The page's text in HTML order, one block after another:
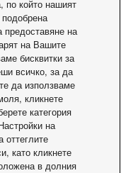
refer to the
screen
по който нашият
предоставяне на
на Вашите
бисквитки за
всичко, за да
да използваме
кликнете
категория
на
оттеглите
като кликнете
в долния